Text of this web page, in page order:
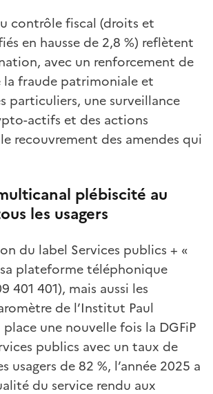
contrôle fiscal (droits et
en hausse de 2,8 %) reflètent
avec un renforcement de
fraude patrimoniale et
particuliers, une surveillance
actifs et des actions
recouvrement des amendes qui
plébiscité au
les usagers
du label Services publics + «
plateforme téléphonique
401 401), mais aussi les
de l’Institut Paul
une nouvelle fois la DGFiP
publics avec un taux de
usagers de 82 %, l’année 2025 a
du service rendu aux